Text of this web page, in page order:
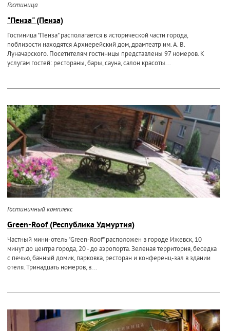
Гостиница
"Пенза" (Пенза)
Гостиница "Пенза" располагается в исторической части города,
поблизости находятся Архиерейский дом, драмтеатр им. А. В.
Луначарского. Посетителям гостиницы представлены 97 номеров. К
услугам гостей: рестораны, бары, сауна, салон красоты...
Гостиничный комплекс
Green-Roof (Республика Удмуртия)
Частный мини-отель "Green-Roof" расположен в городе Ижевск, 10
минут до центра города, 20 - до аэропорта. Зеленая территория, беседка
с печью, банный домик, парковка, ресторан и конференц-зал в здании
отеля. Тринадцать номеров, в...